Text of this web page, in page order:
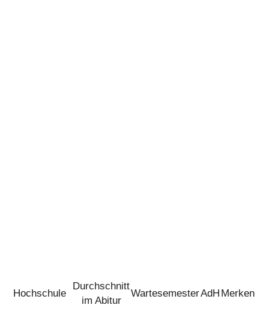
Hochschule
Durchschnitt
im Abitur
WartesemesterAdH Merken